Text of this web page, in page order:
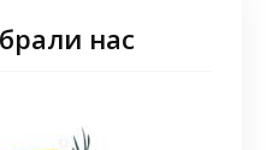
нас